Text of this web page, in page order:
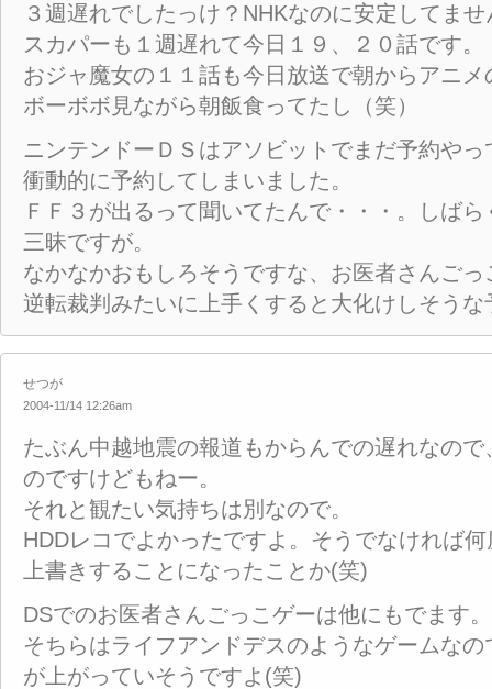
３週遅れでしたっけ？NHKなのに安定してませ
スカパーも１週遅れて今日１９、２０話です。
おジャ魔女の１１話も今日放送で朝からアニメ
ボーボボ見ながら朝飯食ってたし（笑）
ニンテンドーＤＳはアソビットでまだ予約やっ
衝動的に予約してしまいました。
ＦＦ３が出るって聞いてたんで・・・。しば
三昧ですが。
なかなかおもしろそうですな、お医者さんご
逆転裁判みたいに上手くすると大化けしそうな
せつが
2004-11/14 12:26am
たぶん中越地震の報道もからんでの遅れなので
のですけどもねー。
それと観たい気持ちは別なので。
HDDレコでよかったですよ。そうでなければ
上書きすることになったことか(笑)
DSでのお医者さんごっこゲーは他にもでます。
そちらはライフアンドデスのようなゲームな
が上がっていそうですよ(笑)